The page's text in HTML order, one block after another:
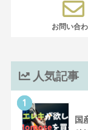
お問い合
人気記事
1
国